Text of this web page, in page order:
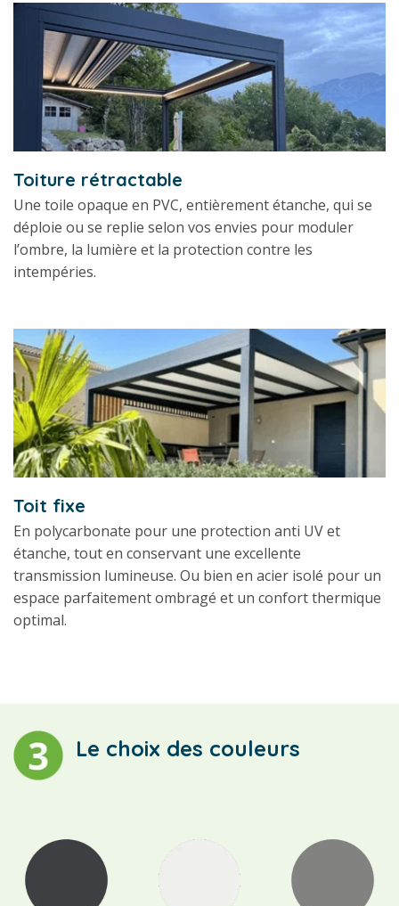
Toiture rétractable
Une toile opaque en PVC, entièrement étanche, qui se
déploie ou se replie selon vos envies pour moduler
l’ombre, la lumière et la protection contre les
intempéries.
Toit fixe
En polycarbonate pour une protection anti UV et
étanche, tout en conservant une excellente
transmission lumineuse. Ou bien en acier isolé pour un
espace parfaitement ombragé et un confort thermique
optimal.
Le choix des couleurs